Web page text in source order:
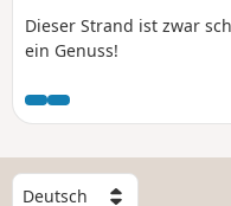
Dieser Strand ist zwar
ein Genuss!
W